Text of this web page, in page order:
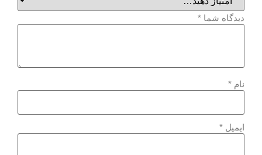
دیدگاه شما *
نام *
ایمیل *